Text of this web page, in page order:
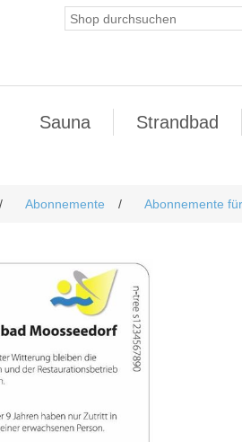
Sauna Strandbad
/ Abonnemente / Abonnemente